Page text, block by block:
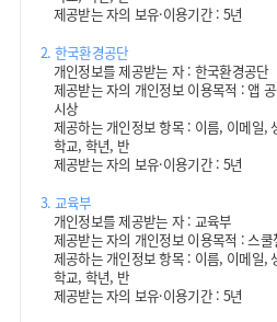
제공받는 자의 보유·이용기간 : 5년
2. 한국환경공단
개인정보를 제공받는 자 : 한국환경공단
제공받는 자의 개인정보 이용목적 : 앱
시상
제공하는 개인정보 항목 : 이름, 이메일,
학교, 학년, 반
제공받는 자의 보유·이용기간 : 5년
3. 교육부
개인정보를 제공받는 자 : 교육부
제공받는 자의 개인정보 이용목적 : 스쿨
제공하는 개인정보 항목 : 이름, 이메일,
학교, 학년, 반
제공받는 자의 보유·이용기간 : 5년